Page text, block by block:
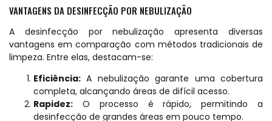
VANTAGENS DA DESINFECÇÃO POR NEBULIZAÇÃO
A desinfecção por nebulização apresenta diversas
vantagens em comparação com métodos tradicionais de
limpeza. Entre elas, destacam-se:
Eficiência: A nebulização garante uma cobertura
completa, alcançando áreas de difícil acesso.
Rapidez: O processo é rápido, permitindo a
desinfecção de grandes áreas em pouco tempo.